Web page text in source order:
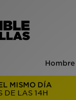
Hombre
MISMO DÍA
DE LAS 14H